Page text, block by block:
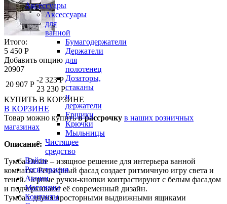
Аксессуары
Аксессуары
для
ванной
Бумагодержатели
Держатели
для
полотенец
Дозаторы,
стаканы
и
держатели
Ершики
Крючки
Мыльницы
Чистящее
средство
Войти
Регистрация
Акции
Магазины
Контакты
Итого:
5 450 Р
Добавить опцию
20907
20 907 Р
-2 323 Р
23 230 Р
КУПИТЬ В КОРЗИНЕ
В КОРЗИНЕ
Товар можно купитьв рассрочку в наших розничных
магазинах
Описание:
Тумба Desire – изящное решение для интерьера ванной
комнаты. Рельефный фасад создает ритмичную игру света и
теней. Черные ручки-кнопки контрастируют с белым фасадом
и подчеркивают её современный дизайн.
Тумба с двумя просторными выдвижными ящиками